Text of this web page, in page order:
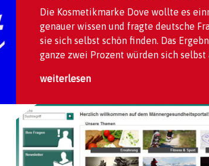
Die Kosmetikmarke Dove wollte es
genauer wissen und fragte deutsche
sie sich selbst schön finden. Das
ganze zwei Prozent würden sich selbst
weiterlesen